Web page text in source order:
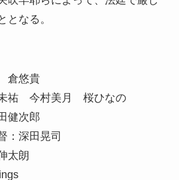
となる。
倉悠貴
祐 今村美月 桜ひなの
健次郎
：深田晃司
太朗